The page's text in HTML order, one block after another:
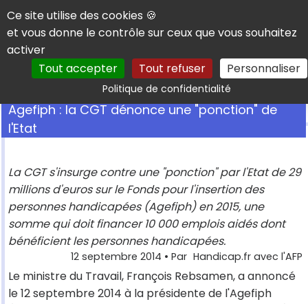
Panneau de gestion des cookies
Ce site utilise des cookies 🍪
et vous donne le contrôle sur ceux que vous souhaitez
activer
Tout accepter
Tout refuser Personnaliser
Politique de confidentialitéRechercher
Agefiph : la CGT dénonce une "ponction" de
l'Etat
La CGT s'insurge contre une "ponction" par l'Etat de 29
millions d'euros sur le Fonds pour l'insertion des
personnes handicapées (Agefiph) en 2015, une
somme qui doit financer 10 000 emplois aidés dont
bénéficient les personnes handicapées.
12 septembre 2014 • Par Handicap.fr avec l'AFP
Le ministre du Travail, François Rebsamen, a annoncé
le 12 septembre 2014 à la présidente de l'Agefiph